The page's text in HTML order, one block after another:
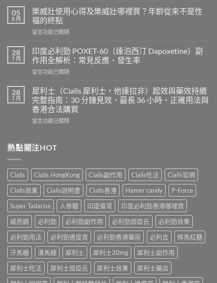
品
印
度
超
希
愛
力
混
片
雙
效
利
果
樣？
副
作
用
大
嗎？〉
05
8 月
樂威壯使用心得及樂威壯哪裡買？年齡從來不是性
福的終點
在
威
壯
使
用
得
及
樂
威
壯
買？
從
來
不
是
性
福
終
點〉
中
留言功能已關閉
28
7 月
印度必利勁 POXET-60（達泊西汀 Dapoxetine）副
作用全解析：常見反應、發生率
在
度
必
利
勁
POXET-
西
副
作
用
全
解
析：
見
反
應、
生
率〉
中
留言功能已關閉
28
7 月
犀利士（Cialis 犀利士，他達拉非）起效與藥效持續
完整指南：30 分鐘見效、最長 36 小時、正確用法與
香港合法購買
在
士
（Cialis
利
士，
他
達
拉
非）
效
與
藥
持
續
完
留言功能已關閉
熱點關注HOT
Cialis Cialis HongKong Cialis副作用 Cialis吃法
Cialis官網
Cialis效果
Cialis說明書 Cialis香港 Hamer candy
P-Force
Super Tadarise
人參糖 印度偉哥
印度必利勁香港哪裡買
威而鋼
必利勁 必利勁副作用 必利勁屈臣氏
必利勁效果
必利勁用法
必利勁邊度買 必利勁香港藥房 必利吉
悍馬紅糖
汗馬糖
漢馬糖 犀利士 犀利士20mg
犀利士副作用
犀利士吃法
犀利士屈臣氏 犀利士效果
犀利士藥店